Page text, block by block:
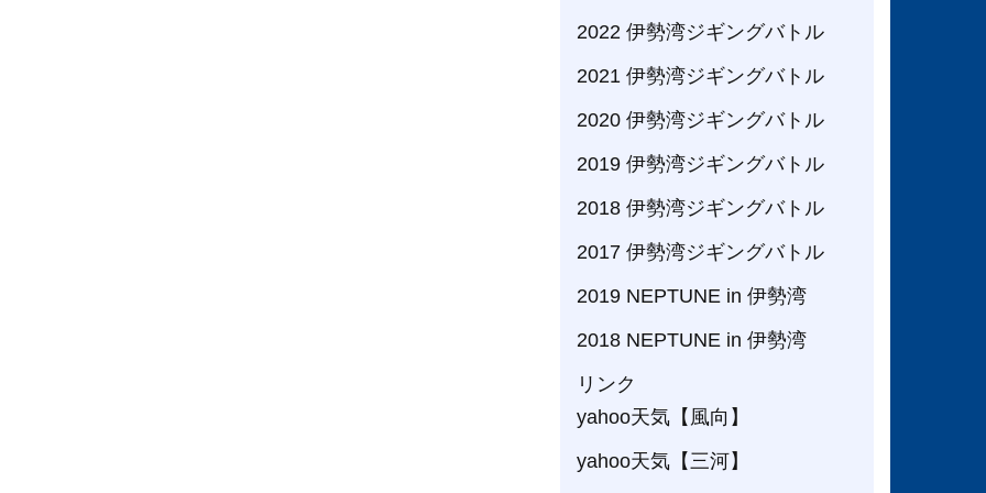
2022 伊勢湾ジギングバトル
2021 伊勢湾ジギングバトル
2020 伊勢湾ジギングバトル
2019 伊勢湾ジギングバトル
2018 伊勢湾ジギングバトル
2017 伊勢湾ジギングバトル
2019 NEPTUNE in 伊勢湾
2018 NEPTUNE in 伊勢湾
リンク
yahoo天気【風向】
yahoo天気【三河】